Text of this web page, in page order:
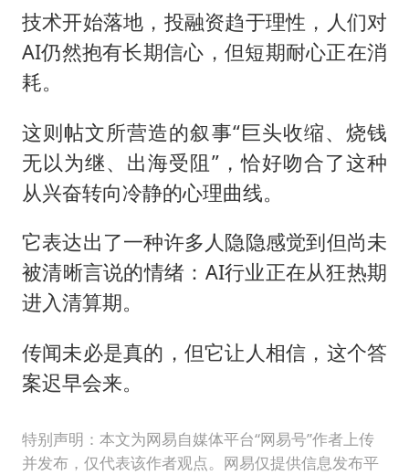
技术开始落地，投融资趋于理性，人们对
AI仍然抱有长期信心，但短期耐心正在消
耗。
这则帖文所营造的叙事“巨头收缩、烧钱
无以为继、出海受阻”，恰好吻合了这种
从兴奋转向冷静的心理曲线。
它表达出了一种许多人隐隐感觉到但尚未
被清晰言说的情绪：AI行业正在从狂热期
进入清算期。
传闻未必是真的，但它让人相信，这个答
案迟早会来。
特别声明：本文为网易自媒体平台“网易号”作者上传
并发布，仅代表该作者观点。网易仅提供信息发布平